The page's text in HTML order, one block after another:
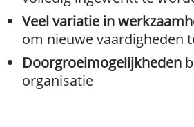
Veel variatie in
om nieuwe vaardigheden
Doorgroeimogelijkheden
organisatie